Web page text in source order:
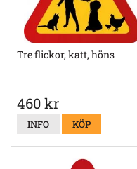
Tre flickor, katt, höns
460 kr
INFO KÖP